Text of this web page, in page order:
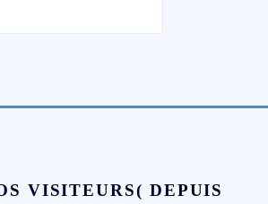
VISITEURS( DEPUIS